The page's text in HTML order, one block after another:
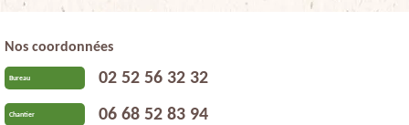
Nos coordonnées
Bureau 02 52 56 32 32
Chantier 06 68 52 83 94